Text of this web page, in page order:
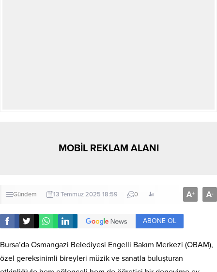
MOBİL REKLAM ALANI
Gündem 13 Temmuz 2025 18:59 0 A+ A-
ABONE OL
Bursa’da Osmangazi Belediyesi Engelli Bakım Merkezi (OBAM),
özel gereksinimli bireyleri müzik ve sanatla buluşturan